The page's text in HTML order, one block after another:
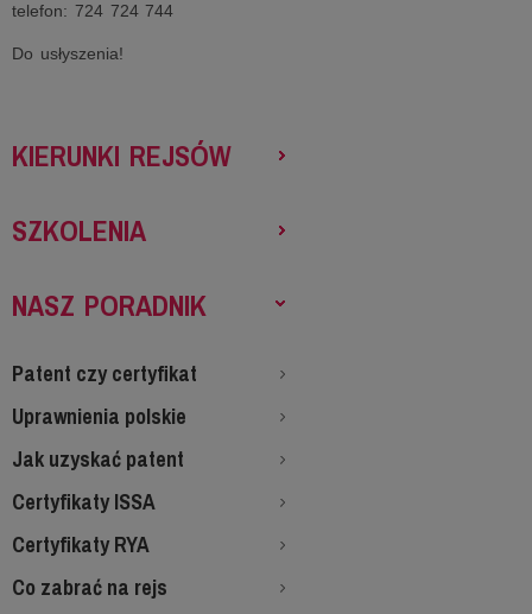
telefon: 724 724 744
Do usłyszenia!
KIERUNKI REJSÓW
SZKOLENIA
NASZ PORADNIK
Patent czy certyfikat
Uprawnienia polskie
Jak uzyskać patent
Certyfikaty ISSA
Certyfikaty RYA
Co zabrać na rejs